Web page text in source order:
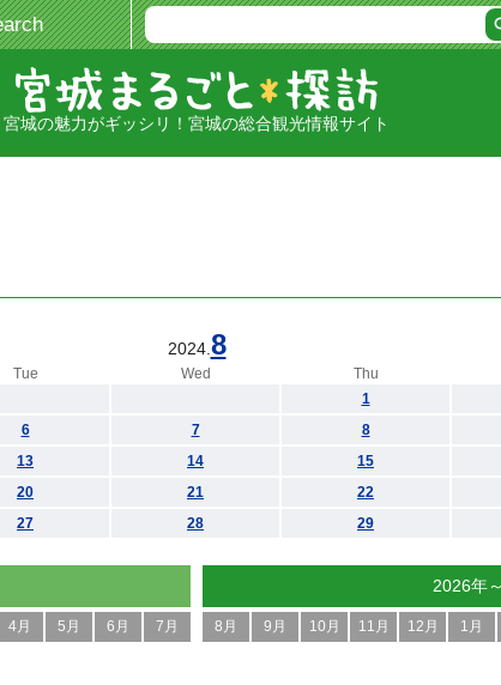
宮城の魅力がギッシリ！宮城の総合観光情報サイト
2024. 8
Tue Wed Thu
1
6 7 8
13 14 15
20 21 22
27 28 29
4月 5月 6月 7月
2026年
8月 9月 10月 11月 12月 1月